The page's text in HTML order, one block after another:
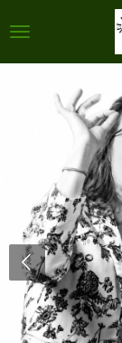
direct
naar
hoofdinhoud